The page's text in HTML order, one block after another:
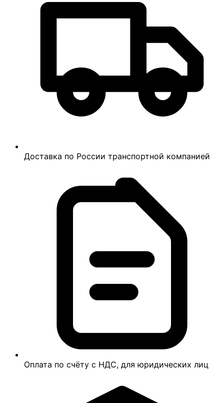
Доставка по России транспортной компанией
Оплата по счёту с НДС, для юридических лиц